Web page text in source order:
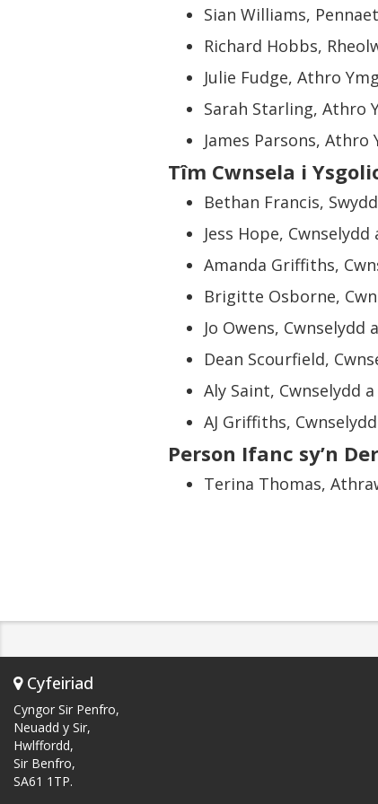
Sian Williams,
Richard Hobbs,
Julie Fudge, Athro
Sarah Starling, Athro
James Parsons,
Tîm Cwnsela i
Bethan Francis,
Jess Hope,
Amanda Griffiths,
Brigitte Osborne,
Jo Owens, Cwnselydd
Dean Scourfield,
Aly Saint, Cwnselydd
AJ Griffiths,
Person Ifanc sy’n
Terina Thomas,
Cyfeiriad
Cyngor Sir Penfro,
Neuadd y Sir,
Hwlffordd,
Sir Benfro,
SA61 1TP.